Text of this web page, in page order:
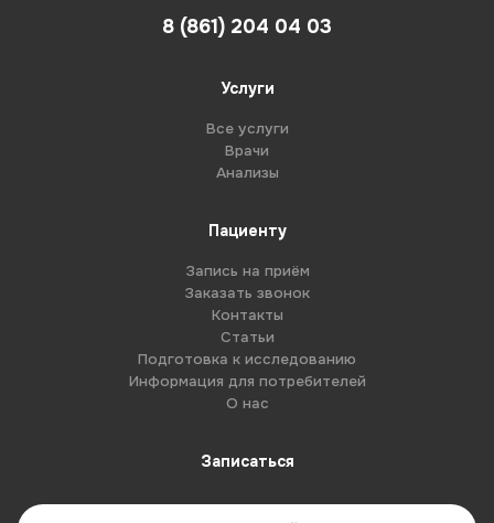
8 (861) 204 04 03
Услуги
Все услуги
Врачи
Анализы
Пациенту
Запись на приём
Заказать звонок
Контакты
Статьи
Подготовка к исследованию
Информация для потребителей
О нас
Записаться